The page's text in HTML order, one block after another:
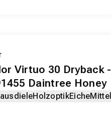
Virtuo 30 Dryback -
Daintree Honey
HolzoptikEicheMittel